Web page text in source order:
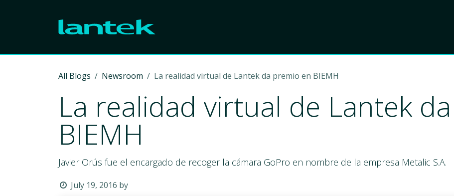
All Blogs Newsroom La realidad virtual de Lantek da premio en BIEMH
La realidad virtual de Lantek
BIEMH
Javier Orús fue el encargado de recoger la cámara GoPro en nombre de la empresa Metalic S.A.
July 19, 2016 by